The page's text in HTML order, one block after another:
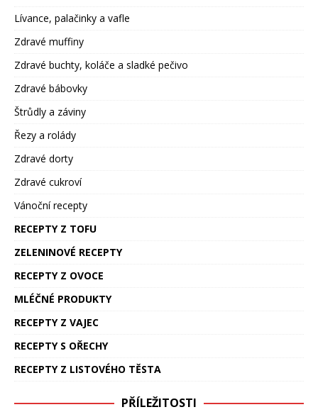
Lívance, palačinky a vafle
Zdravé muffiny
Zdravé buchty, koláče a sladké pečivo
Zdravé bábovky
Štrůdly a záviny
Řezy a rolády
Zdravé dorty
Zdravé cukroví
Vánoční recepty
RECEPTY Z TOFU
ZELENINOVÉ RECEPTY
RECEPTY Z OVOCE
MLÉČNÉ PRODUKTY
RECEPTY Z VAJEC
RECEPTY S OŘECHY
RECEPTY Z LISTOVÉHO TĚSTA
PŘÍLEŽITOSTI